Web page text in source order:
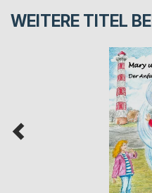
WEITERE TITEL BEI